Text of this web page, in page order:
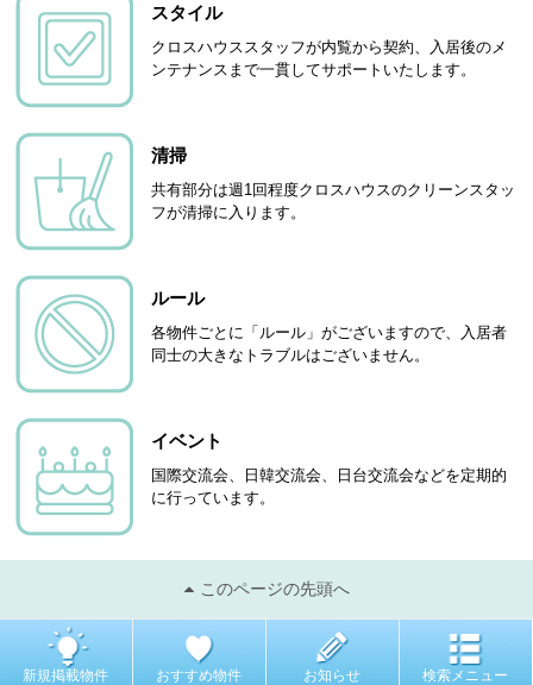
スタイル
クロスハウススタッフが内覧から契約、入居後のメ
ンテナンスまで一貫してサポートいたします。
清掃
共有部分は週1回程度クロスハウスのクリーンスタッ
フが清掃に入ります。
ルール
各物件ごとに「ルール」がございますので、入居者
同士の大きなトラブルはございません。
イベント
国際交流会、日韓交流会、日台交流会などを定期的
に行っています。
このページの先頭へ
新規掲載物件 おすすめ物件 お知らせ 検索メニュー